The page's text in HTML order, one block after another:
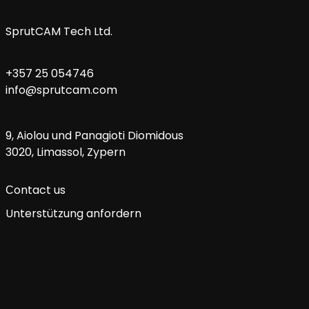
SprutCAM Tech Ltd.
+357 25 054746
info@sprutcam.com
9, Aiolou und Panagioti Diomidous
3020, Limassol, Zypern
Сontact us
Unterstützung anfordern